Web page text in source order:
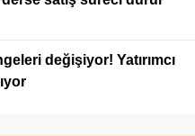
değişiyor! Yatırımcı